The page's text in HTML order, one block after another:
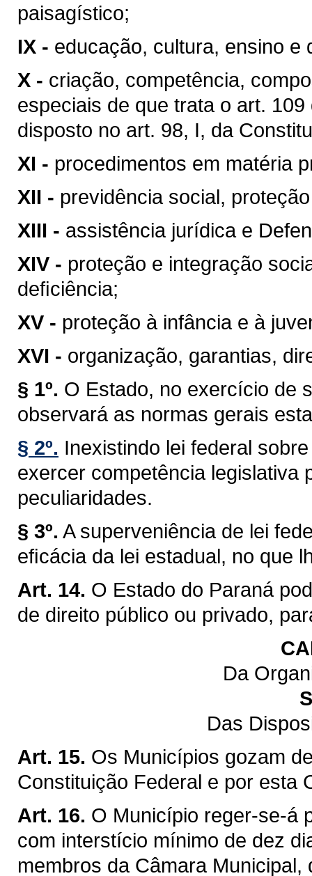
paisagístico;
IX - educação, cultura, ensino e
X - criação, competência,
especiais de que trata o art.
disposto no art. 98, I, da
XI - procedimentos em matéria
XII - previdência social,
XIII - assistência jurídica e
XIV - proteção e integração
deﬁciência;
XV - proteção à infância e à
XVI - organização, garantias,
§ 1º. O Estado, no exercício de
observará as normas gerais
§ 2º. Inexistindo lei federal
exercer competência legislativa
peculiaridades.
§ 3º. A superveniência de lei
eﬁcácia da lei estadual, no que
Art. 14. O Estado do Paraná
de direito público ou privado,
Da
Das
Art. 15. Os Municípios gozam
Constituição Federal e por esta
Art. 16. O Município reger-se-á
com interstício mínimo de dez
membros da Câmara